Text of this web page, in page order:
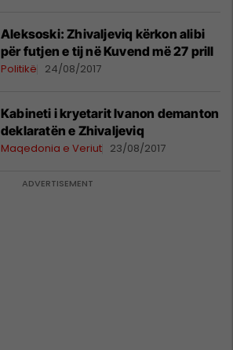
Aleksoski: Zhivaljeviq kërkon alibi
për futjen e tij në Kuvend më 27 prill
Politikë 24/08/2017
Kabineti i kryetarit Ivanon demanton
deklaratën e Zhivaljeviq
Maqedonia e Veriut 23/08/2017